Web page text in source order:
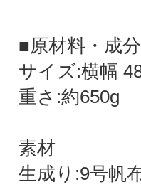
■原材料・成分
サイズ:横幅
重さ:約650g
素材
生成り:9号帆